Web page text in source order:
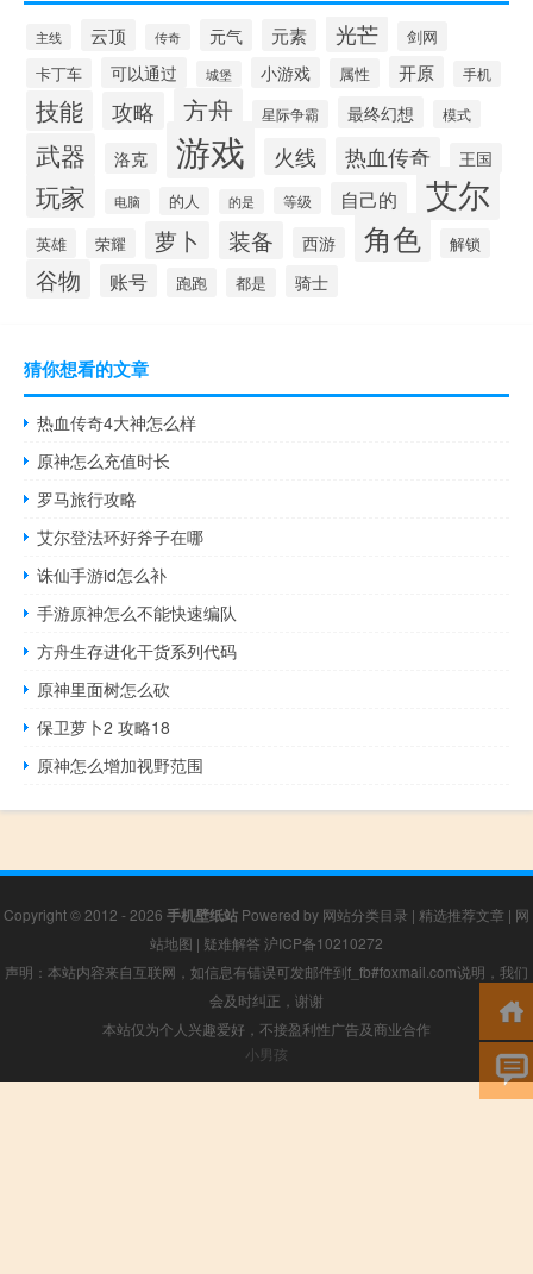
主线 云顶 传奇 元气 元素 光芒
剑网
卡丁车
可以通过 城堡 小游戏 属性 开原 手机
技能 攻略 方舟 星际争霸 最终幻想 模式
武器 洛克 游戏 火线 热血传奇 王国
玩家 电脑 的人 的是 等级 自己的 艾尔
英雄 荣耀 萝卜 装备 西游 角色 解锁
谷物 账号 跑跑 都是 骑士
猜你想看的文章
热血传奇4大神怎么样
原神怎么充值时长
罗马旅行攻略
艾尔登法环好斧子在哪
诛仙手游id怎么补
手游原神怎么不能快速编队
方舟生存进化干货系列代码
原神里面树怎么砍
保卫萝卜2 攻略18
原神怎么增加视野范围
Copyright © 2012 - 2026 手机壁纸站 Powered by 网站分类目录 | 精选推荐文章 | 网
站地图 | 疑难解答 沪ICP备10210272
声明：本站内容来自互联网，如信息有错误可发邮件到f_fb#foxmail.com说明，我们
会及时纠正，谢谢
本站仅为个人兴趣爱好，不接盈利性广告及商业合作
小男孩